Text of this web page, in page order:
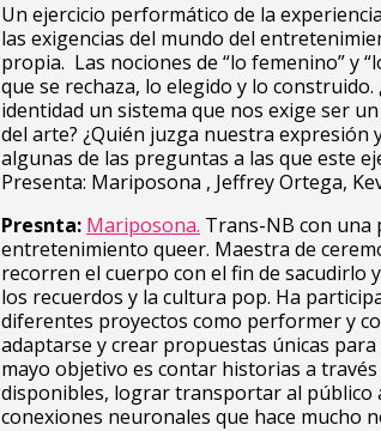
Un ejercicio performático de la
las exigencias del mundo del
propia. Las nociones de “lo femenino” y
que se rechaza, lo elegido y lo
identidad un sistema que nos exige ser
del arte? ¿Quién juzga nuestra expresión
algunas de las preguntas a las que este
Presenta: Mariposona , Jeffrey Ortega,
Presnta: Mariposona. Trans-NB con una
entretenimiento queer. Maestra de
recorren el cuerpo con el fin de sacudirlo
los recuerdos y la cultura pop. Ha
diferentes proyectos como performer y
adaptarse y crear propuestas únicas
mayo objetivo es contar historias a
disponibles, lograr transportar al público
conexiones neuronales que hace mucho